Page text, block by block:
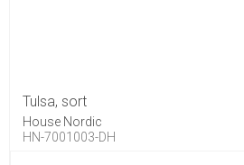
Tulsa, sort
House Nordic
HN-7001003-DH